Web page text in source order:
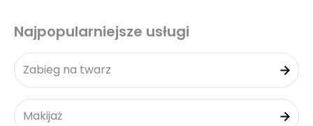
Najpopularniejsze usługi
Zabieg na twarz
Makijaż